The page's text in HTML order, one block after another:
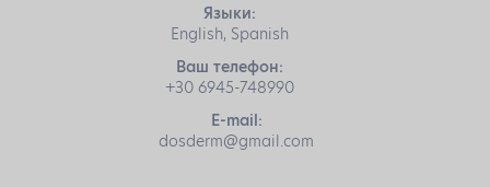
Языки:
English, Spanish
Ваш телефон:
+30 6945-748990
E-mail:
dosderm@gmail.com